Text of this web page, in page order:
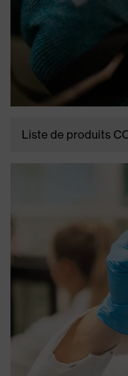
TÉLÉCHARGER
Liste de produits
Vous trouverez ici
déjà calculées sur